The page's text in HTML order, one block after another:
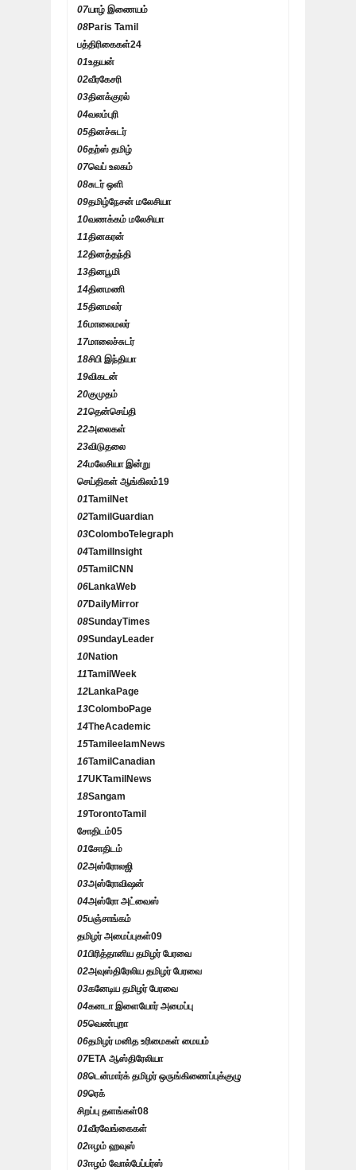
07யாழ் இணையம்
08Paris Tamil
பத்திரிகைகள்24
01உதயன்
02வீரகேசரி
03தினக்குரல்
04வலம்புரி
05தினச்சுடர்
06தற்ஸ் தமிழ்
07வெப் உலகம்
08சுடர் ஒளி
09தமிழ்நேசன் மலேசியா
10வணக்கம் மலேசியா
11தினகரன்
12தினத்தந்தி
13தினபூமி
14தினமணி
15தினமலர்
16மாலைமலர்
17மாலைச்சுடர்
18சிபி இந்தியா
19விகடன்
20குமுதம்
21தென்செய்தி
22அலைகள்
23விடுதலை
24மலேசியா இன்று
செய்திகள் ஆங்கிலம்19
01TamilNet
02TamilGuardian
03ColomboTelegraph
04TamilInsight
05TamilCNN
06LankaWeb
07DailyMirror
08SundayTimes
09SundayLeader
10Nation
11TamilWeek
12LankaPage
13ColomboPage
14TheAcademic
15TamileelamNews
16TamilCanadian
17UKTamilNews
18Sangam
19TorontoTamil
சோதிடம்05
01சோதிடம்
02அஸ்ரோலஜி
03அஸ்ரோவிஷன்
04அஸ்ரோ அட்வைஸ்
05பஞ்சாங்கம்
தமிழர் அமைப்புகள்09
01பிரித்தானிய தமிழர் பேரவை
02அவுஸ்திரேலிய தமிழர் பேரவை
03கனேடிய தமிழர் பேரவை
04கனடா இளையோர் அமைப்பு
05வெண்புறா
06தமிழர் மனித உரிமைகள் மையம்
07ETA ஆஸ்திரேலியா
08டென்மார்க் தமிழர் ஒருங்கிணைப்புக்குழு
09ரெக்
சிறப்பு தளங்கள்08
01வீரவேங்கைகள்
02ஈழம் ஹவுஸ்
03ஈழம் வோல்பேப்பர்ஸ்